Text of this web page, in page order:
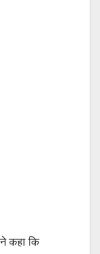
कहा कि